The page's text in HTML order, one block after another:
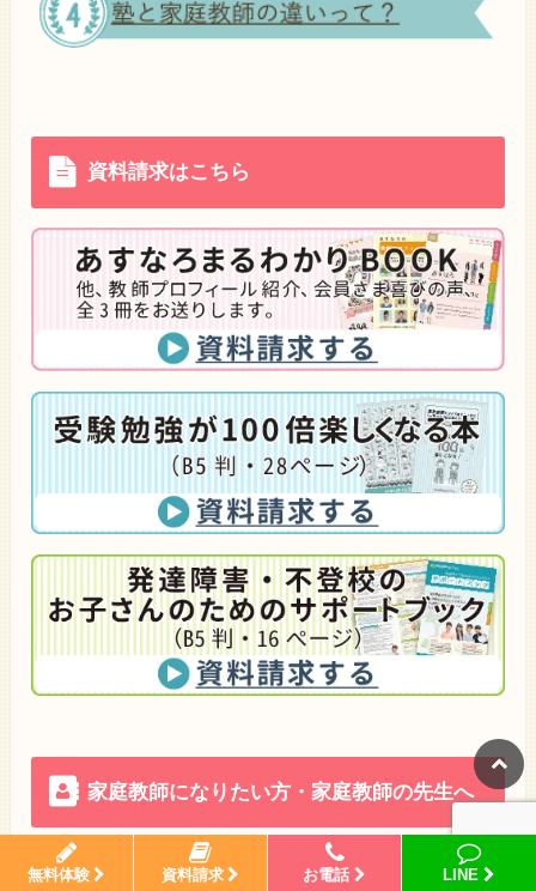
資料請求はこちら
家庭教師になりたい方・家庭教師の先生へ
無料体験 資料請求 お電話 LINE